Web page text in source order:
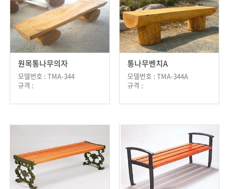
원목통나무의자
모델번호 : TMA-344
규격 :
통나무벤치A
모델번호 : TMA-344A
규격 :